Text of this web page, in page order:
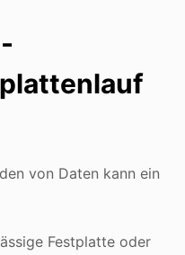
von Daten kann ein
Festplatte oder